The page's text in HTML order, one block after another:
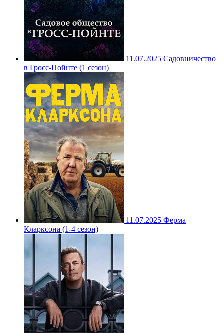
11.07.2025 Садовничество
в Гросс-Пойнте (1 сезон)
11.07.2025 Ферма
Кларксона (1-4 сезон)